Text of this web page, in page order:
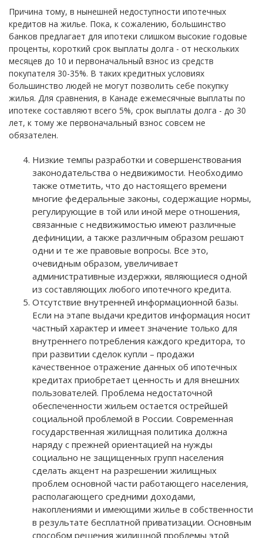
Причина тому, в нынешней недоступности ипотечных
кредитов на жилье. Пока, к сожалению, большинство
банков предлагает для ипотеки слишком высокие годовые
проценты, короткий срок выплаты долга - от нескольких
месяцев до 10 и первоначальный взнос из средств
покупателя 30-35%. В таких кредитных условиях
большинство людей не могут позволить себе покупку
жилья. Для сравнения, в Канаде ежемесячные выплаты по
ипотеке составляют всего 5%, срок выплаты долга - до 30
лет, к тому же первоначальный взнос совсем не
обязателен.
Низкие темпы разработки и совершенствования
законодательства о недвижимости. Необходимо
также отметить, что до настоящего времени
многие федеральные законы, содержащие нормы,
регулирующие в той или иной мере отношения,
связанные с недвижимостью имеют различные
дефиниции, а также различным образом решают
одни и те же правовые вопросы. Все это,
очевидным образом, увеличивает
административные издержки, являющиеся одной
из составляющих любого ипотечного кредита.
Отсутствие внутренней информационной базы.
Если на этапе выдачи кредитов информация носит
частный характер и имеет значение только для
внутреннего потребления каждого кредитора, то
при развитии сделок купли – продажи
качественное отражение данных об ипотечных
кредитах приобретает ценность и для внешних
пользователей. Проблема недостаточной
обеспеченности жильем остается острейшей
социальной проблемой в России. Современная
государственная жилищная политика должна
наряду с прежней ориентацией на нужды
социально не защищенных групп населения
сделать акцент на разрешении жилищных
проблем основной части работающего населения,
располагающего средними доходами,
накоплениями и имеющими жилье в собственности
в результате бесплатной приватизации. Основным
способом решения жилищной проблемы этой